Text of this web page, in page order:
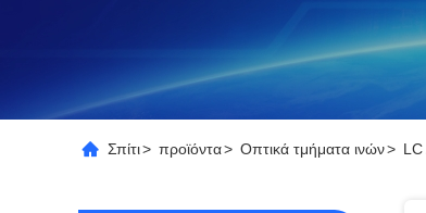
Σπίτι> προϊόντα> Οπτικά τμήματα ινών>